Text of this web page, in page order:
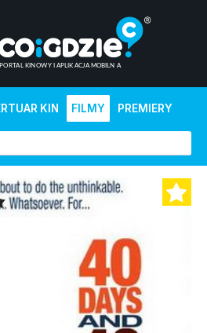
KIN FILMY PREMIERY